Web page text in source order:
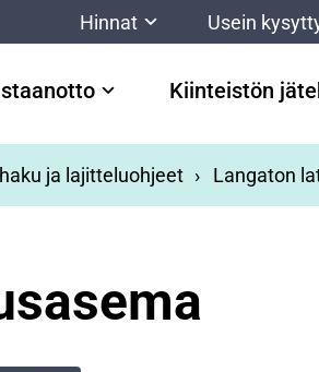
Hinnat Usein
Kiinteistön
ja lajitteluohjeet Langaton